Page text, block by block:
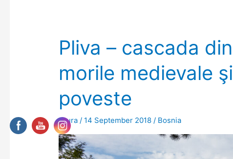
Pliva – cascada
morile medievale
poveste
Laura/ 14 September 2018/ Bosnia